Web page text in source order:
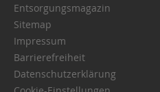
Entsorgungsmagazin
Sitemap
Impressum
Barrierefreiheit
Datenschutzerklärung